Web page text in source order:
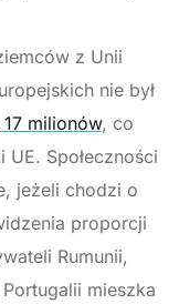
z Unii
nie był
17 milionów, co
Społeczności
jeżeli chodzi o
proporcji
Rumunii,
mieszka